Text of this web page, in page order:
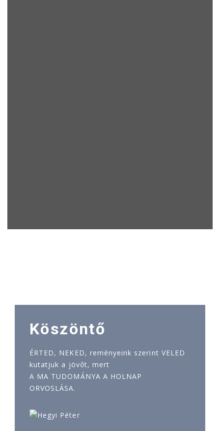
Köszöntő
ÉRTED, NEKED, reményeink szerint VELED
kutatjuk a jövőt, mert
A MA TUDOMÁNYA A HOLNAP
ORVOSLÁSA.